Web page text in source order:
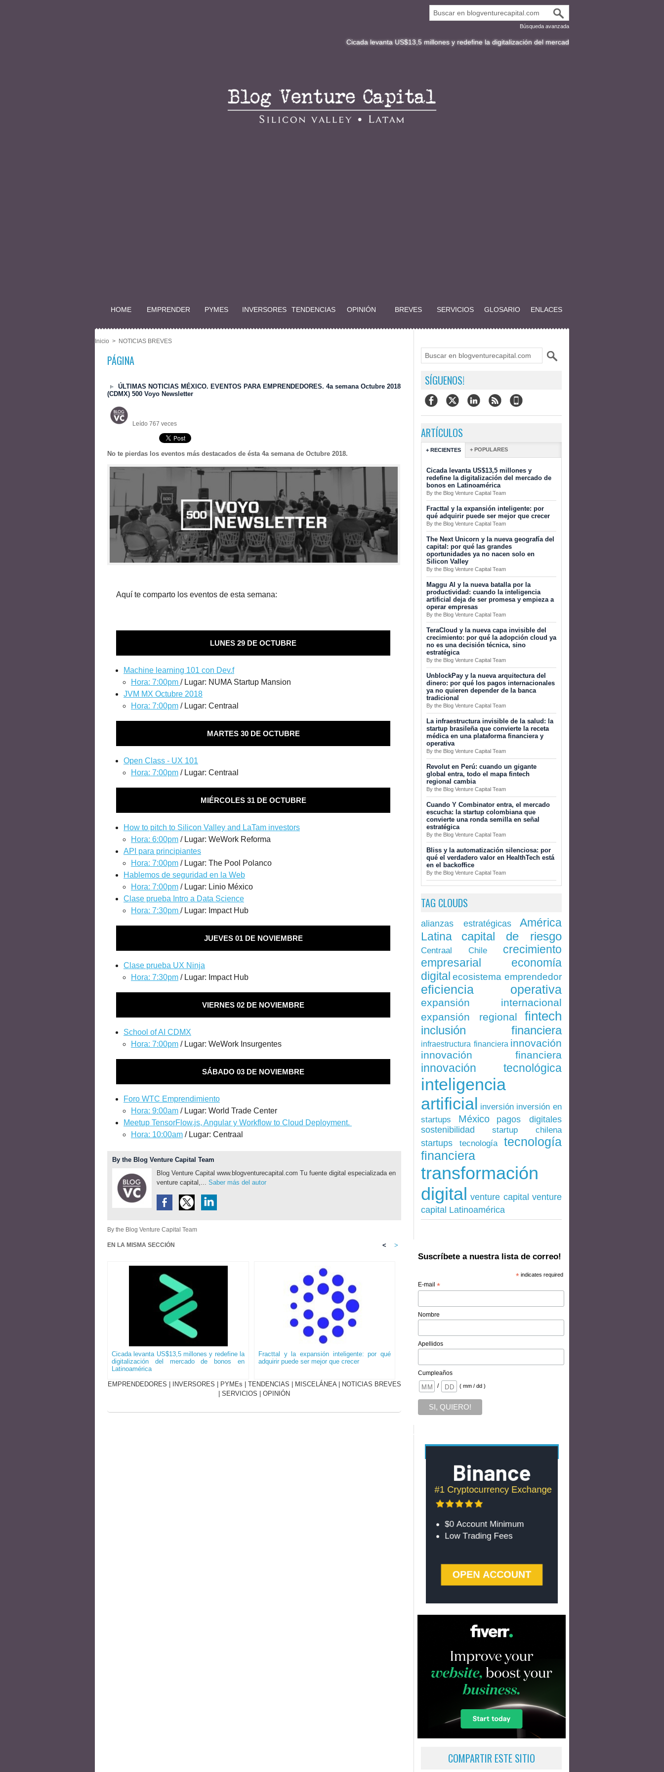
Búsqueda avanzada
Cicada levanta US$13,5 millones y redefine la digitalización del mercado de bonos en Latinoamérica
HOME EMPRENDER PYMES INVERSORES TENDENCIAS OPINIÓN BREVES SERVICIOS GLOSARIO ENLACES
Inicio > NOTICIAS BREVES
PÁGINA
ÚLTIMAS NOTICIAS MÉXICO. EVENTOS PARA EMPRENDEDORES. 4a semana Octubre 2018
(CDMX) 500 Voyo Newsletter
Leído 767 veces
No te pierdas los eventos más destacados de ésta 4a semana de Octubre 2018.
Aquí te comparto los eventos de esta semana:
LUNES 29 DE OCTUBRE
Machine learning 101 con Dev.f
Hora: 7:00pm / Lugar: NUMA Startup Mansion
JVM MX Octubre 2018
Hora: 7:00pm / Lugar: Centraal
MARTES 30 DE OCTUBRE
Open Class - UX 101
Hora: 7:00pm / Lugar: Centraal
MIÉRCOLES 31 DE OCTUBRE
How to pitch to Silicon Valley and LaTam investors
Hora: 6:00pm / Lugar: WeWork Reforma
API para principiantes
Hora: 7:00pm / Lugar: The Pool Polanco
Hablemos de seguridad en la Web
Hora: 7:00pm / Lugar: Linio México
Clase prueba Intro a Data Science
Hora: 7:30pm / Lugar: Impact Hub
JUEVES 01 DE NOVIEMBRE
Clase prueba UX Ninja
Hora: 7:30pm / Lugar: Impact Hub
VIERNES 02 DE NOVIEMBRE
School of AI CDMX
Hora: 7:00pm / Lugar: WeWork Insurgentes
SÁBADO 03 DE NOVIEMBRE
Foro WTC Emprendimiento
Hora: 9:00am / Lugar: World Trade Center
Meetup TensorFlow.js, Angular y Workflow to Cloud Deployment.
Hora: 10:00am / Lugar: Centraal
By the Blog Venture Capital Team
Blog Venture Capital www.blogventurecapital.com Tu fuente digital especializada en
venture capital,... Saber más del autor
By the Blog Venture Capital Team
EN LA MISMA SECCIÓN < >
Cicada levanta US$13,5 millones y redefine la
digitalización del mercado de bonos en
Latinoamérica
Fracttal y la expansión inteligente: por qué
adquirir puede ser mejor que crecer
EMPRENDEDORES INVERSORES PYMEs TENDENCIAS MISCELÁNEA
NOTICIAS BREVES
SERVICIOS OPINIÓN
SÍGUENOS!
ARTÍCULOS
+ RECIENTES + POPULARES
Cicada levanta US$13,5 millones y
redefine la digitalización del mercado de
bonos en Latinoamérica
By the Blog Venture Capital Team
Fracttal y la expansión inteligente: por
qué adquirir puede ser mejor que crecer
By the Blog Venture Capital Team
The Next Unicorn y la nueva geografía del
capital: por qué las grandes
oportunidades ya no nacen solo en
Silicon Valley
By the Blog Venture Capital Team
Maggu AI y la nueva batalla por la
productividad: cuando la inteligencia
artificial deja de ser promesa y empieza a
operar empresas
By the Blog Venture Capital Team
TeraCloud y la nueva capa invisible del
crecimiento: por qué la adopción cloud ya
no es una decisión técnica, sino
estratégica
By the Blog Venture Capital Team
UnblockPay y la nueva arquitectura del
dinero: por qué los pagos internacionales
ya no quieren depender de la banca
tradicional
By the Blog Venture Capital Team
La infraestructura invisible de la salud: la
startup brasileña que convierte la receta
médica en una plataforma financiera y
operativa
By the Blog Venture Capital Team
Revolut en Perú: cuando un gigante
global entra, todo el mapa fintech
regional cambia
By the Blog Venture Capital Team
Cuando Y Combinator entra, el mercado
escucha: la startup colombiana que
convierte una ronda semilla en señal
estratégica
By the Blog Venture Capital Team
Bliss y la automatización silenciosa: por
qué el verdadero valor en HealthTech está
en el backoffice
By the Blog Venture Capital Team
TAG CLOUDS
alianzas estratégicas
América
Latina
capital de riesgo
Centraal Chile
crecimiento
empresarial
economía
digital ecosistema emprendedor
eficiencia operativa
expansión internacional
expansión regional
fintech
inclusión financiera
infraestructura financiera innovación
innovación financiera
innovación tecnológica
inteligencia
artificial inversión inversión en
startups
México pagos digitales
sostenibilidad startup chilena
startups tecnología
tecnología
financiera
transformación
digital venture capital venture
capital Latinoamérica
Suscríbete a nuestra lista de correo!
*indicates required
E-mail*
Nombre
Apellidos
Cumpleaños
/
( mm / dd )
COMPARTIR ESTE SITIO